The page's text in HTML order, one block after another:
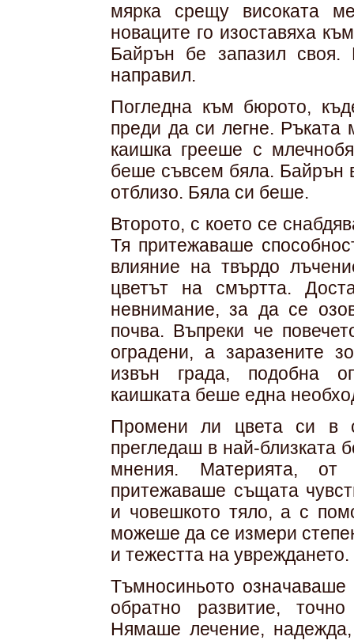
мярка срещу високата
новаците го изоставяха
Байрън бе запазил
направил.
Погледна към бюрото,
преди да си легне. Ръката
каишка грееше с
беше съвсем бяла. Байрън
отблизо. Бяла си беше.
Второто, с което се
Тя притежаваше
влияние на твърдо
цветът на смъртта.
невнимание, за да се
почва. Въпреки че
оградени, а заразените
извън града, подобна
каишката беше една
Промени ли цвета си в
прегледаш в най-близката
мнения. Материята, от
притежаваше същата
и човешкото тяло, а с
можеше да се измери
и тежестта на увреждането.
Тъмносиньото
обратно развитие,
Нямаше лечение,